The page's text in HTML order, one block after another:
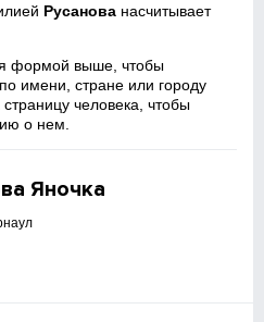
Русанова насчитывает
формой выше, чтобы
имени, стране или городу
человека, чтобы
о нем.
Яночка